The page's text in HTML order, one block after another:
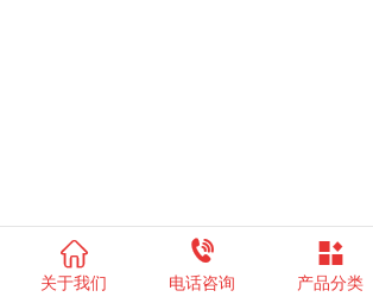

关于我们

电话咨询

产品分类